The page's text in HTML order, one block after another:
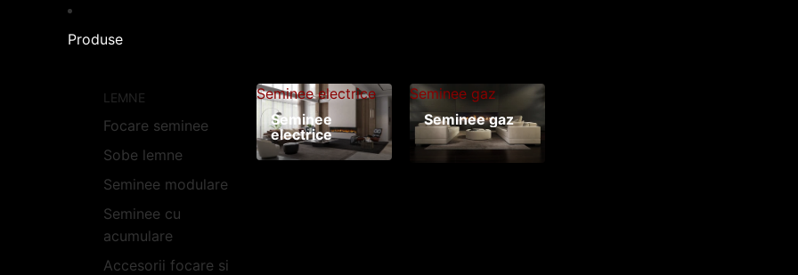
Produse
LEMNE
Focare seminee
Sobe lemne
Seminee modulare
Seminee cu
acumulare
Accesorii focare si
Seminee electrice
Seminee
electrice
Seminee gaz
Seminee gaz